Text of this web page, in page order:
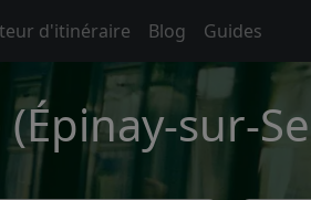
d'itinéraire Blog Guides
sur-